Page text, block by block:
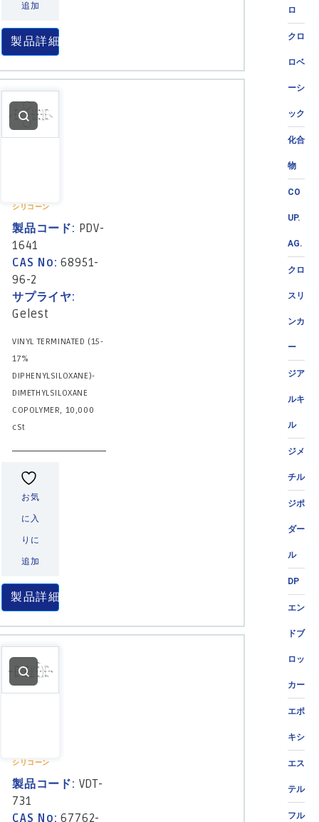
ロ
クロ
ロベ
ーシ
ック
化合
物
CO
UP.
AG.
クロ
スリ
ンカ
ー
ジア
ルキ
ル
ジメ
チル
ジポ
ダー
ル
DP
エン
ドブ
ロッ
カー
エポ
キシ
エス
テル
フル
追加
製品詳細
シリコーン
製品コード: PDV-
1641
CAS No:68951-
96-2
サプライヤ:
Gelest
VINYL TERMINATED (15-
17%
DIPHENYLSILOXANE)-
DIMETHYLSILOXANE
COPOLYMER, 10,000
cSt
お気
に入
りに
追加
製品詳細
シリコーン
製品コード: VDT-
731
CAS No:67762-